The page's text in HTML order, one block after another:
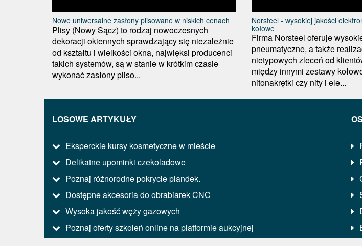
Nowe uniwersalne zasłony plisowane w niskich cenach
Plisy (Nowy Sącz) to rodzaj nowoczesnych
dekoracji okiennych sprawdzający się niezależnie
od kształtu i wielkości okna, najwięksi producenci
takich systemów, są w stanie w krótkim czasie
wykonać zasłony pliso...
Norsteel - wysokiej jakości
kołowe
Firma Norsteel oferuje
pneumatyczne, a także
nietypowych zleceń od
między innymi zestawy
nitonakrętki czy nity i ele...
LOSOWE ARTYKUŁY
Eksperckie kursy kosmetyczne w mieście
Delikatne upominki czekoladowe
Poznaj różnorodne pokrycie plandek.
Dostępne akcesoria do obrabiarek CNC
Wysoka jakość węży gazowych
Poznaj oferty szkoleń online na platformie aukcyjnej